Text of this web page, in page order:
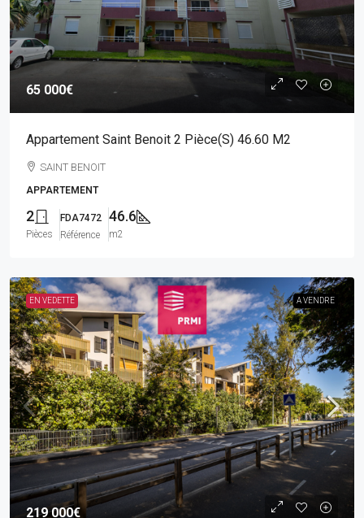
65 000€
Appartement Saint Benoit 2 Pièce(s) 46.60 M2
SAINT BENOIT
APPARTEMENT
2
Pièces
FDA7472
Référence
46.6
m2
EN VEDETTE A VENDRE
219 000€